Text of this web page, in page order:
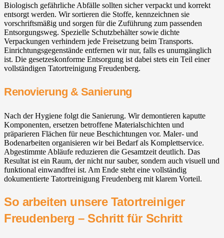
Biologisch gefährliche Abfälle sollten sicher verpackt und korrekt
entsorgt werden. Wir sortieren die Stoffe, kennzeichnen sie
vorschriftsmäßig und sorgen für die Zuführung zum passenden
Entsorgungsweg. Spezielle Schutzbehälter sowie dichte
Verpackungen verhindern jede Freisetzung beim Transports.
Einrichtungsgegenstände entfernen wir nur, falls es unumgänglich
ist. Die gesetzeskonforme Entsorgung ist dabei stets ein Teil einer
vollständigen Tatortreinigung Freudenberg.
Renovierung & Sanierung
Nach der Hygiene folgt die Sanierung. Wir demontieren kaputte
Komponenten, ersetzen betroffene Materialschichten und
präparieren Flächen für neue Beschichtungen vor. Maler- und
Bodenarbeiten organisieren wir bei Bedarf als Komplettservice.
Abgestimmte Abläufe reduzieren die Gesamtzeit deutlich. Das
Resultat ist ein Raum, der nicht nur sauber, sondern auch visuell und
funktional einwandfrei ist. Am Ende steht eine vollständig
dokumentierte Tatortreinigung Freudenberg mit klarem Vorteil.
So arbeiten unsere Tatortreiniger
Freudenberg – Schritt für Schritt